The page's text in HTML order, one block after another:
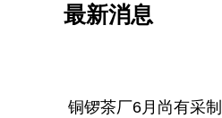
最新消息
铜锣茶厂6月尚有采